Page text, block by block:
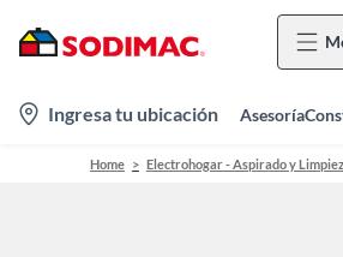
location-
icon
Ingresa tu ubicación Asesoría
Home Electrohogar - Aspirado y